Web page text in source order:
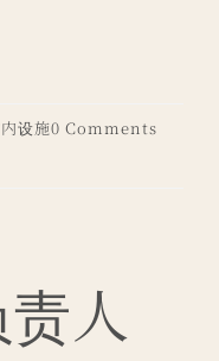
设施0 Comments
人